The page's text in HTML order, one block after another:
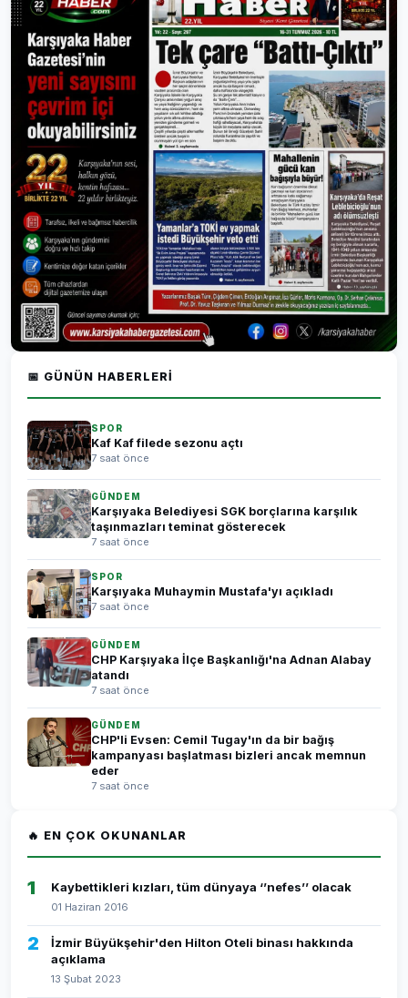
📅 GÜNÜN HABERLERI
SPOR
Kaf Kaf filede sezonu açtı
7 saat önce
GÜNDEM
Karşıyaka Belediyesi SGK borçlarına karşılık
taşınmazları teminat gösterecek
7 saat önce
SPOR
Karşıyaka Muhaymin Mustafa'yı açıkladı
7 saat önce
GÜNDEM
CHP Karşıyaka İlçe Başkanlığı'na Adnan Alabay
atandı
7 saat önce
GÜNDEM
CHP'li Evsen: Cemil Tugay'ın da bir bağış
kampanyası başlatması bizleri ancak memnun
eder
7 saat önce
🔥 EN ÇOK OKUNANLAR
1 Kaybettikleri kızları, tüm dünyaya ‘’nefes’’ olacak
01 Haziran 2016
2
İzmir Büyükşehir'den Hilton Oteli binası hakkında
açıklama
13 Şubat 2023